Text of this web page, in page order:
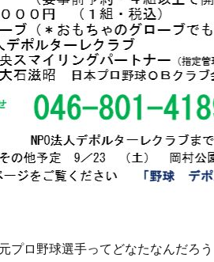
プロ野球選手ってどなたなんだろ